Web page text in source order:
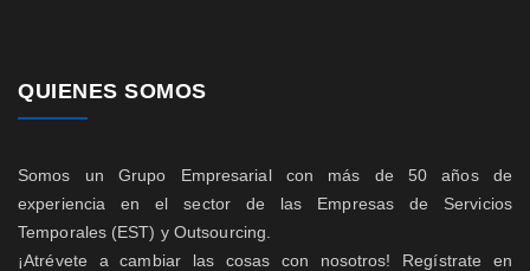
QUIENES SOMOS
Somos un Grupo Empresarial con más de 50 años de
experiencia en el sector de las Empresas de Servicios
Temporales (EST) y Outsourcing.
¡Atrévete a cambiar las cosas con nosotros! Regístrate en